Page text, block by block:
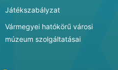
Játékszabályzat
Vármegyei hatókörű városi
múzeum szolgáltatásai